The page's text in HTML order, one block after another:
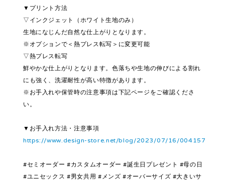
▼プリント方法
▽インクジェット（ホワイト生地のみ）
生地になじんだ自然な仕上がりとなります。
※オプションで＜熱プレス転写＞に変更可能
▽熱プレス転写
鮮やかな仕上がりとなります。色落ちや生地の伸びによる割れ
にも強く、洗濯耐性が高い特徴があります。
※お手入れや保管時の注意事項は下記ページをご確認くださ
い。
▼お手入れ方法・注意事項
https://www.design-store.net/blog/2023/07/16/004157
#セミオーダー #カスタムオーダー #誕生日プレゼント #母の日
#ユニセックス #男女共用 #メンズ #オーバーサイズ #大きいサ